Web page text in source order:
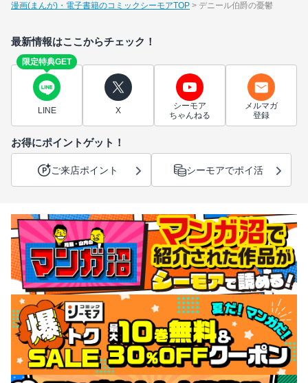
漫画(まんが)・電子書籍のコミックシーモアTOP デニール伯爵の憂鬱
最新情報はここからチェック！
限定特典GET
LINE X
シーモア
ちゃんねる
メルマガ
登録
お得にポイントゲット！
ご来店ポイント シーモアでポイ活